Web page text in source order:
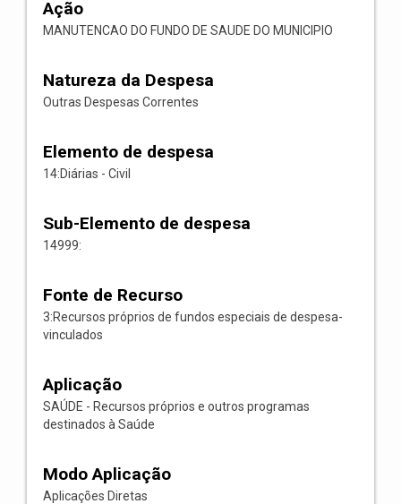
Ação
MANUTENCAO DO FUNDO DE SAUDE DO MUNICIPIO
Natureza da Despesa
Outras Despesas Correntes
Elemento de despesa
14:Diárias - Civil
Sub-Elemento de despesa
14999:
Fonte de Recurso
3:Recursos próprios de fundos especiais de despesa-
vinculados
Aplicação
SAÚDE - Recursos próprios e outros programas
destinados à Saúde
Modo Aplicação
Aplicações Diretas